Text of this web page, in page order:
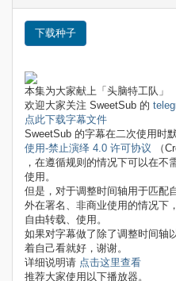
下载种子
本集为大家献上「头脑特工队」
欢迎大家关注 SweetSub 的
点此下载字幕文件
SweetSub 的字幕在二次使用时
使用-禁止演绎 4.0 许可协议 （
，在遵循规则的情况下可以在不
使用。
但是，对于调整时间轴用于匹配
外在署名、非商业使用的情况下
自由转载、使用。
如果对字幕做了除了调整时间轴
着自己看就好，谢谢。
详细说明请 点击这里查看
推荐大家使用以下播放器。